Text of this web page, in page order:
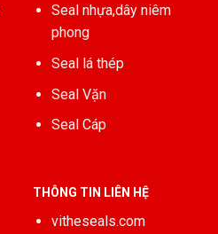
Seal nhựa,dây niêm
phong
Seal lá thép
Seal Vặn
Seal Cáp
THÔNG TIN LIÊN HỆ
vitheseals.com